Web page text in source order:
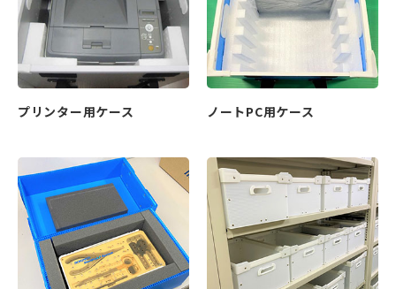
プリンター用ケース ノートPC用ケース